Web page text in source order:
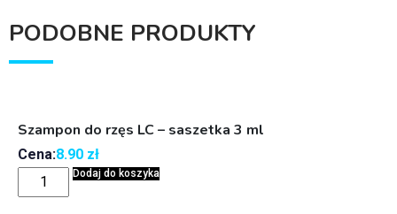
PODOBNE PRODUKTY
Szampon do rzęs LC – saszetka 3 ml
Cena:8.90 zł
Dodaj do koszyka